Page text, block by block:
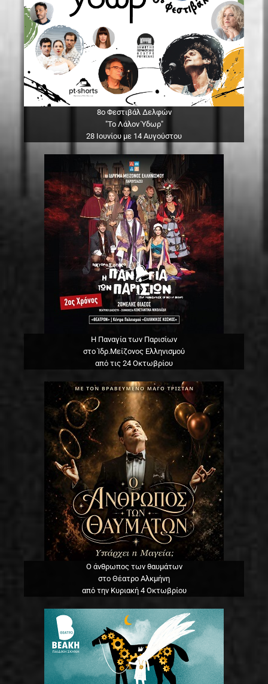
8ο Φεστιβάλ Δελφών
"Το Λάλον Ύδωρ"
28 Ιουνίου με 14 Αυγούστου
Η Παναγία των Παρισίων
στο Ίδρ.Μείζονος Ελληνισμού
από τις 24 Οκτωβρίου
Ο άνθρωπος των θαυμάτων
στο Θέατρο Αλκμήνη
από την Κυριακή 4 Οκτωβρίου